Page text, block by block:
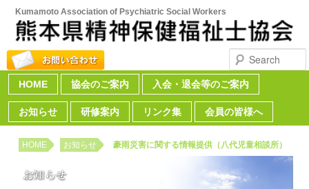
Kumamoto Association of Psychiatric Social Workers
Search
Main menu
Skip to primary content
Skip to secondary content
HOME 協会のご案内 入会・退会等のご案内
お知らせ 研修案内 リンク集 会員の皆様へ
HOME お知らせ 豪雨災害に関する情報提供（八代児童相談所）